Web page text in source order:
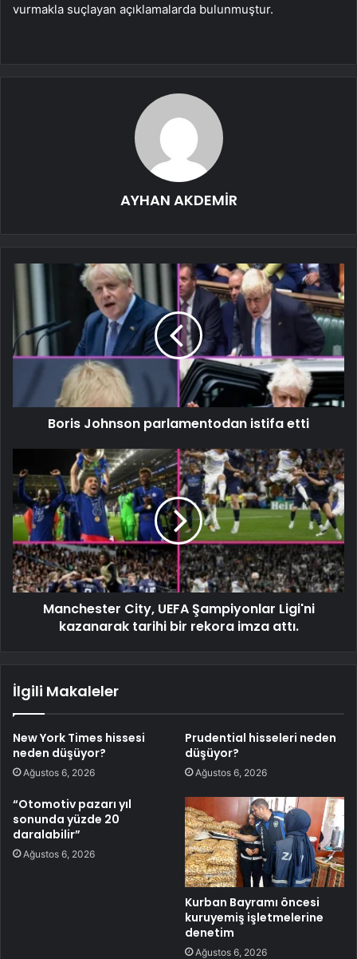
vurmakla suçlayan açıklamalarda bulunmuştur.
AYHAN AKDEMİR
Boris Johnson parlamentodan istifa etti
Manchester City, UEFA Şampiyonlar Ligi'ni
kazanarak tarihi bir rekora imza attı.
İlgili Makaleler
New York Times hissesi
neden düşüyor?
Ağustos 6, 2026
Prudential hisseleri neden
düşüyor?
Ağustos 6, 2026
“Otomotiv pazarı yıl
sonunda yüzde 20
daralabilir”
Ağustos 6, 2026
Kurban Bayramı öncesi
kuruyemiş işletmelerine
denetim
Ağustos 6, 2026